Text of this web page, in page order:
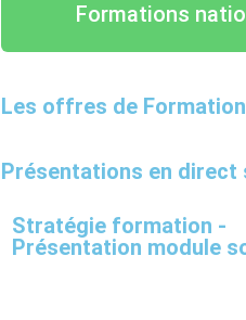
Formations
Les offres de
Présentations en direct
Stratégie formation -
Présentation module